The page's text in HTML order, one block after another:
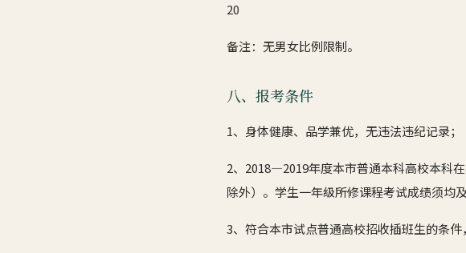
20
备注：无男女比例限制。
八、报考条件
1、身体健康、品学兼优，无违法违纪记录；
2、2018—2019年度本市普通本科高校本科
除外）。学生一年级所修课程考试成绩须均
3、符合本市试点普通高校招收插班生的条件